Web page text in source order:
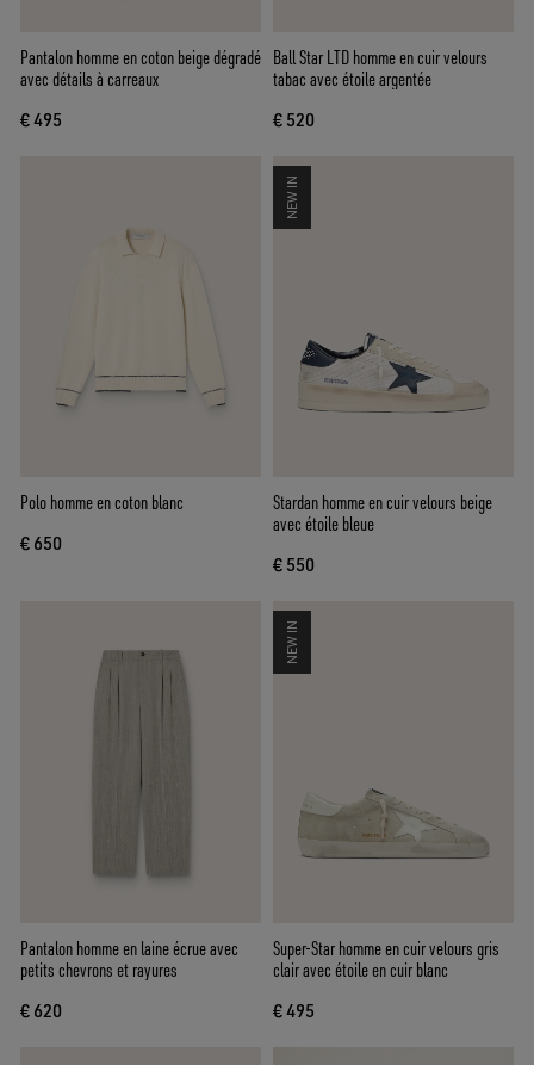
Pantalon homme en coton beige dégradé
avec détails à carreaux
€ 495
Ball Star LTD homme en cuir velours
tabac avec étoile argentée
€ 520
Polo homme en coton blanc
€ 650
NEW IN
Stardan homme en cuir velours beige
avec étoile bleue
€ 550
Pantalon homme en laine écrue avec
petits chevrons et rayures
€ 620
NEW IN
Super-Star homme en cuir velours gris
clair avec étoile en cuir blanc
€ 495